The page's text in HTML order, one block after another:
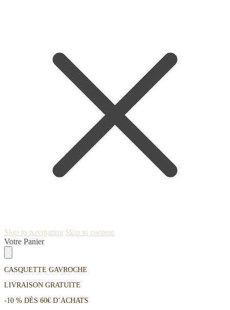
Skip to navigation Skip to content
Votre Panier
CASQUETTE GAVROCHE
LIVRAISON GRATUITE
-10 % DÈS 60€ D’ACHATS